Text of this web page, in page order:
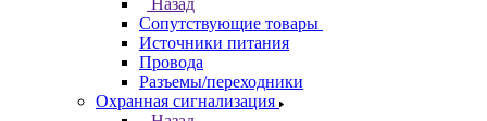
Назад
Сопутствующие товары
Источники питания
Провода
Разъемы/переходники
Охранная сигнализация